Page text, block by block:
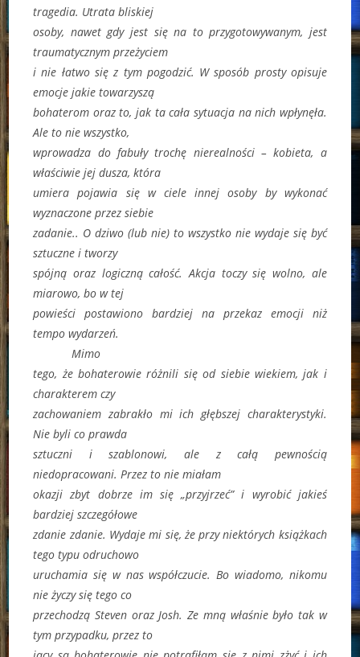
tragedia. Utrata bliskiej
osoby, nawet gdy jest się na to przygotowywanym, jest
traumatycznym przeżyciem
i nie łatwo się z tym pogodzić. W sposób prosty opisuje
emocje jakie towarzyszą
bohaterom oraz to, jak ta cała sytuacja na nich wpłynęła.
Ale to nie wszystko,
wprowadza do fabuły trochę nierealności – kobieta, a
właściwie jej dusza, która
umiera pojawia się w ciele innej osoby by wykonać
wyznaczone przez siebie
zadanie.. O dziwo (lub nie) to wszystko nie wydaje się być
sztuczne i tworzy
spójną oraz logiczną całość. Akcja toczy się wolno, ale
miarowo, bo w tej
powieści postawiono bardziej na przekaz emocji niż
tempo wydarzeń.
Mimo
tego, że bohaterowie różnili się od siebie wiekiem, jak i
charakterem czy
zachowaniem zabrakło mi ich głębszej charakterystyki.
Nie byli co prawda
sztuczni i szablonowi, ale z całą pewnością
niedopracowani. Przez to nie miałam
okazji zbyt dobrze im się „przyjrzeć” i wyrobić jakieś
bardziej szczegółowe
zdanie zdanie. Wydaje mi się, że przy niektórych książkach
tego typu odruchowo
uruchamia się w nas współczucie. Bo wiadomo, nikomu
nie życzy się tego co
przechodzą Steven oraz Josh. Ze mną właśnie było tak w
tym przypadku, przez to